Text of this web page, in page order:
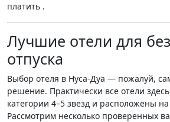
платить .
Лучшие отели для
отпуска
Выбор отеля в Нуса-Дуа — пожалуй,
решение. Практически все отели здесь
категории 4–5 звезд и расположены
Рассмотрим несколько проверенных